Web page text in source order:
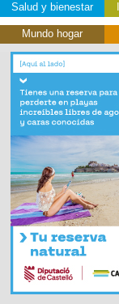
Salud y bienestar
Mundo hogar